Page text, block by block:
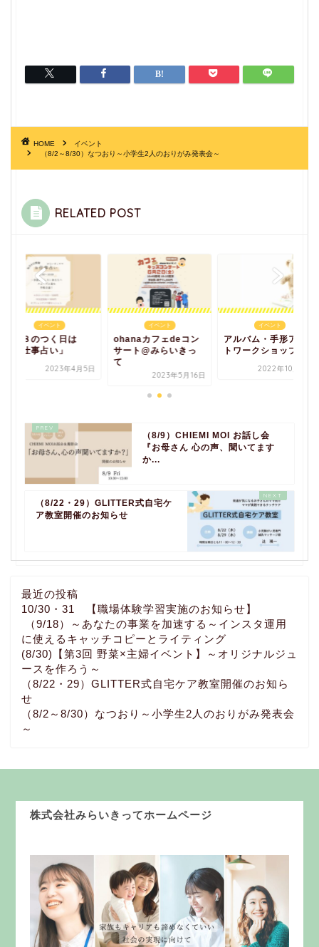
HOME
イベント
（8/2～8/30）なつおり～小学生2人のおりがみ発表会～
RELATED POST
イベント
毎月８のつく日は
「お仕事占い」
2023年4月5日
イベント
ohanaカフェdeコン
サート@みらいきっ
て
2023年5月16日
イベント
アルバム・手形アー
トワークショップ
2022年10月18日
（8/9）CHIEMI MOI お話し会
『お母さん 心の声、聞いてます
か...
（8/22・29）GLITTER式自宅ケ
ア教室開催のお知らせ
最近の投稿
10/30・31 【職場体験学習実施のお知らせ】
（9/18）～あなたの事業を加速する～インスタ運用
に使えるキャッチコピーとライティング
(8/30)【第3回 野菜×主婦イベント】～オリジナルジュ
ースを作ろう～
（8/22・29）GLITTER式自宅ケア教室開催のお知ら
せ
（8/2～8/30）なつおり～小学生2人のおりがみ発表会
～
株式会社みらいきってホームページ